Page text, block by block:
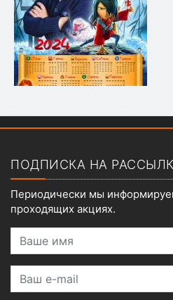
ПОДПИСКА НА
Периодически мы
проходящих акциях.
Ваше имя
Ваш e-mail